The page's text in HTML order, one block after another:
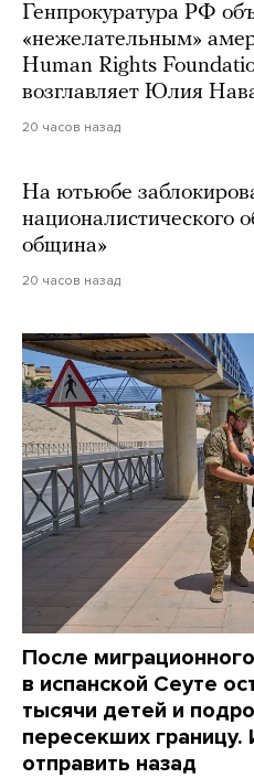
Генпрокуратура РФ
«нежелательным»
Human Rights
возглавляет Юлия
20 часов назад
На ютьюбе
националистического
община»
20 часов назад
После
в испанской Сеуте
тысячи детей и
пересекших границу.
отправить назад